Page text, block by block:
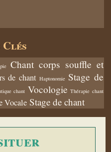
Chant corps souffle et
de chant Haptonomie Stage de
chant Vocologie Thérapie chant
Vocale Stage de chant